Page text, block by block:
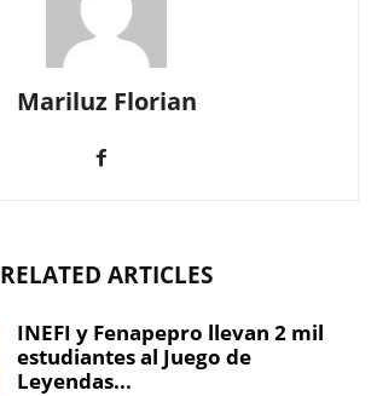
Mariluz Florian
RELATED ARTICLES
INEFI y Fenapepro llevan 2 mil
estudiantes al Juego de
Leyendas...